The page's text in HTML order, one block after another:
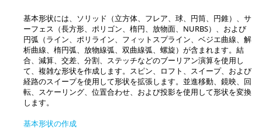
基本形状には、ソリッド（立方体、フレア、球、円筒、円錐）、サ
ーフェス（長方形、ポリゴン、楕円、放物面、NURBS）、および
円弧（ライン、ポリライン、フィットスプライン、ベジエ曲線、解
析曲線、楕円弧、放物線弧、双曲線弧、螺旋）が含まれます。結
合、減算、交差、分割、ステッチなどのブーリアン演算を使用し
て、複雑な形状を作成します。スピン、ロフト、スイープ、および
経路のスイープを使用して形状を拡張します。並進移動、鏡映、回
転、スケーリング、位置合わせ、および投影を使用して形状を変換
します。
基本形状の作成